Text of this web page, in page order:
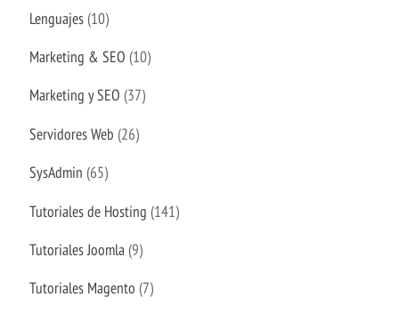
Lenguajes (10)
Marketing & SEO (10)
Marketing y SEO (37)
Servidores Web (26)
SysAdmin (65)
Tutoriales de Hosting (141)
Tutoriales Joomla (9)
Tutoriales Magento (7)